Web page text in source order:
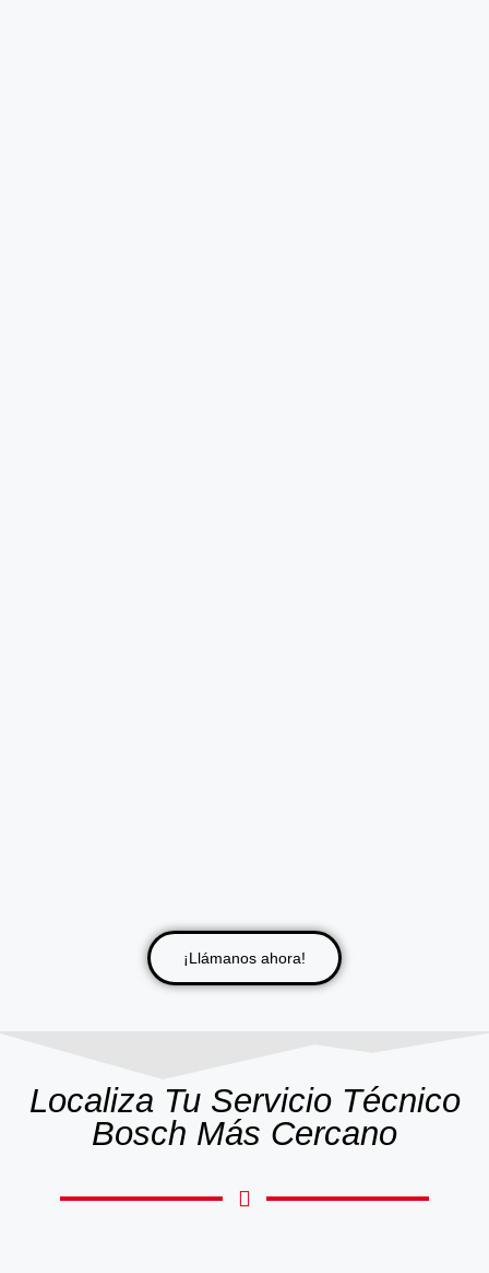
¡Llámanos ahora!
Localiza Tu Servicio Técnico
Bosch Más Cercano